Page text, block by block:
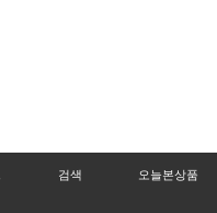
검색 오늘본상품